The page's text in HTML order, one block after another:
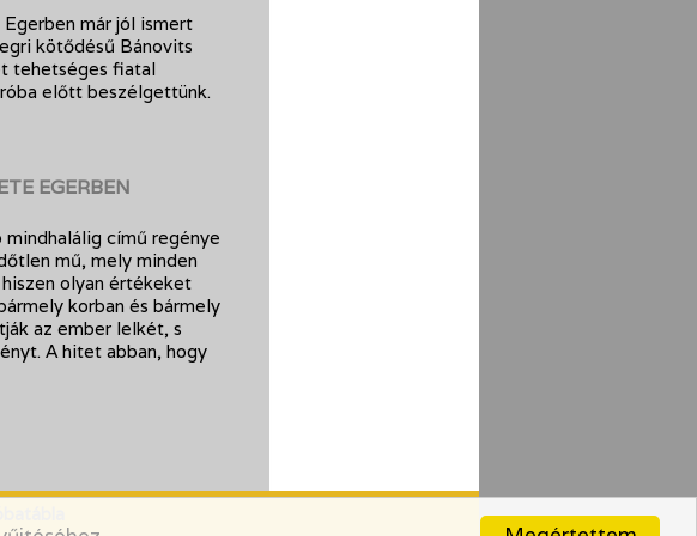
már jól ismert
kötődésű Bánovits
tehetséges fiatal
előtt beszélgettünk.
EGERBEN
című regénye
mű, mely minden
olyan értékeket
korban és bármely
az ember lelkét, s
A hitet abban, hogy